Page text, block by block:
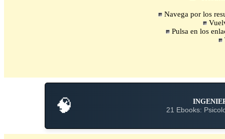
Navega por los
Pulsa en los
🧠 21 Ebooks: